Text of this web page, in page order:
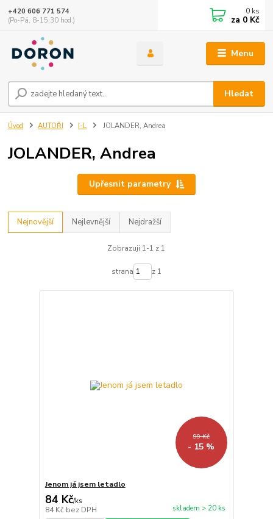
Menu
Hledat
+420 606 771 574
(Po-Pá, 8-15:30 hod.)
0 ks
za 0 Kč
Úvod AUTOŘI I-L JOLANDER, Andrea
JOLANDER, Andrea
Upřesnit parametry
Nejnovější Nejlevnější Nejdražší
Zobrazuji 1-1 z 1
strana z 1
99 Kč
- 15 %
Jenom já jsem letadlo
84 Kč/ks
84 Kč bez DPH skladem > 20 ks